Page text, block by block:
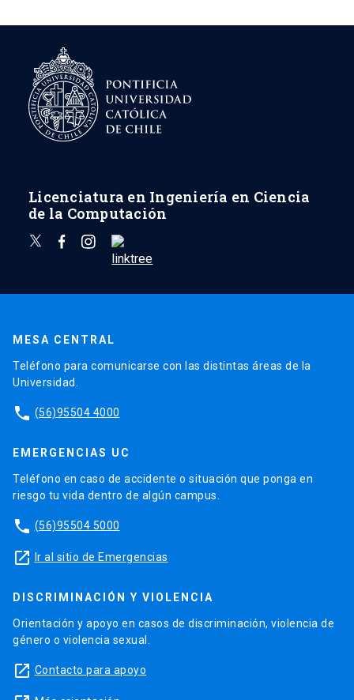
Licenciatura en Ingeniería en Ciencia
de la Computación
MESA CENTRAL
Teléfono para comunicarse con las distintas áreas de la
Universidad.
phone (56)95504 4000
EMERGENCIAS UC
Teléfono en caso de accidente o situación que ponga en
riesgo tu vida dentro de algún campus.
phone (56)95504 5000
launch Ir al sitio de Emergencias
DISCRIMINACIÓN Y VIOLENCIA
Orientación y apoyo en casos de discriminación, violencia de
género o violencia sexual.
launch Contacto para apoyo